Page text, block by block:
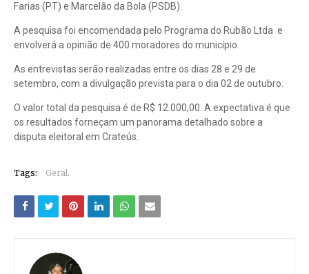
Farias (PT) e Marcelão da Bola (PSDB).
A pesquisa foi encomendada pelo Programa do Rubão Ltda e
envolverá a opinião de 400 moradores do município.
As entrevistas serão realizadas entre os dias 28 e 29 de
setembro, com a divulgação prevista para o dia 02 de outubro.
O valor total da pesquisa é de R$ 12.000,00. A expectativa é que
os resultados forneçam um panorama detalhado sobre a
disputa eleitoral em Crateús.
Tags: Geral.